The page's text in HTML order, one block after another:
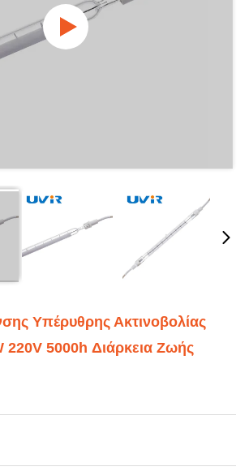
Υπέρυθρης Ακτινοβολίας
220V 5000h Διάρκεια Ζωής